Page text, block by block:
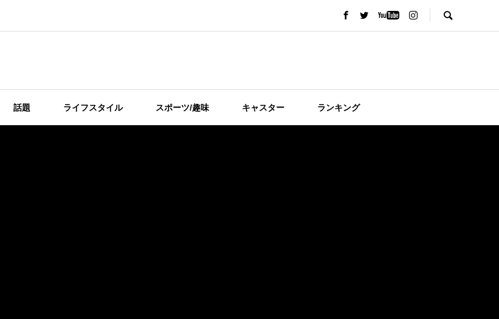
話題 ライフスタイル スポーツ/趣味 キャスター ランキング